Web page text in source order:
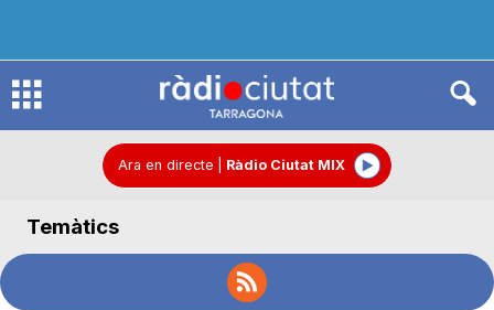
R
d
Ara en directe Ràdio Ciutat MIX
Temàtics